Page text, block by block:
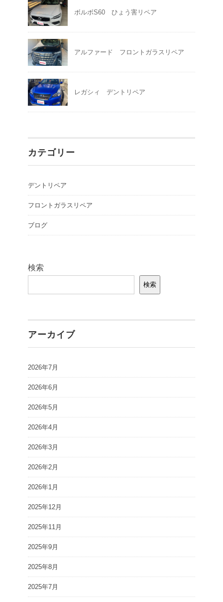
ボルボS60 ひょう害リペア
アルファード フロントガラスリペア
レガシィ デントリペア
カテゴリー
デントリペア
フロントガラスリペア
ブログ
検索
検索
アーカイブ
2026年7月
2026年6月
2026年5月
2026年4月
2026年3月
2026年2月
2026年1月
2025年12月
2025年11月
2025年9月
2025年8月
2025年7月